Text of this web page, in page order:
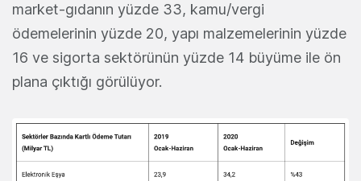
market-gıdanın yüzde 33, kamu/vergi
ödemelerinin yüzde 20, yapı malzemelerinin yüzde
16 ve sigorta sektörünün yüzde 14 büyüme ile ön
plana çıktığı görülüyor.